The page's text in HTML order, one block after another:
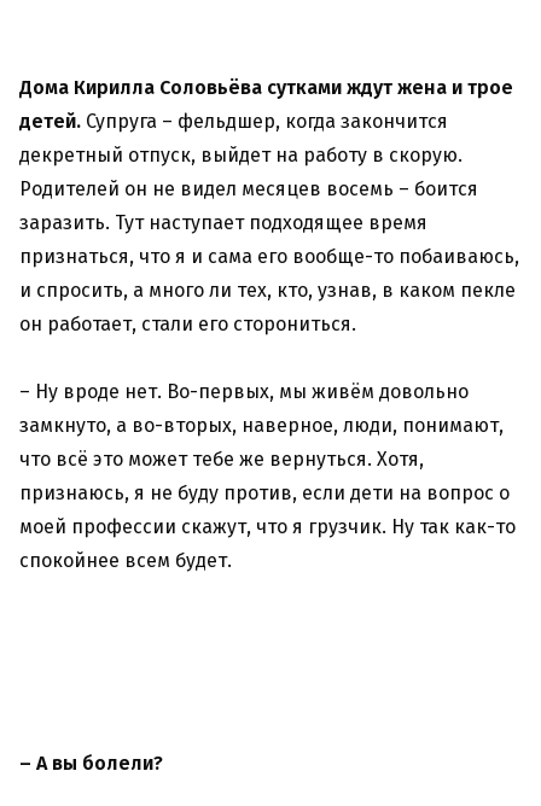
Дома Кирилла Соловьёва сутками ждут жена и трое
детей. Супруга – фельдшер, когда закончится
декретный отпуск, выйдет на работу в скорую.
Родителей он не видел месяцев восемь – боится
заразить. Тут наступает подходящее время
признаться, что я и сама его вообще-то побаиваюсь,
и спросить, а много ли тех, кто, узнав, в каком пекле
он работает, стали его сторониться.
– Ну вроде нет. Во-первых, мы живём довольно
замкнуто, а во-вторых, наверное, люди, понимают,
что всё это может тебе же вернуться. Хотя,
признаюсь, я не буду против, если дети на вопрос о
моей профессии скажут, что я грузчик. Ну так как-то
спокойнее всем будет.
– А вы болели?